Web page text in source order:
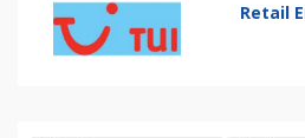
Retail